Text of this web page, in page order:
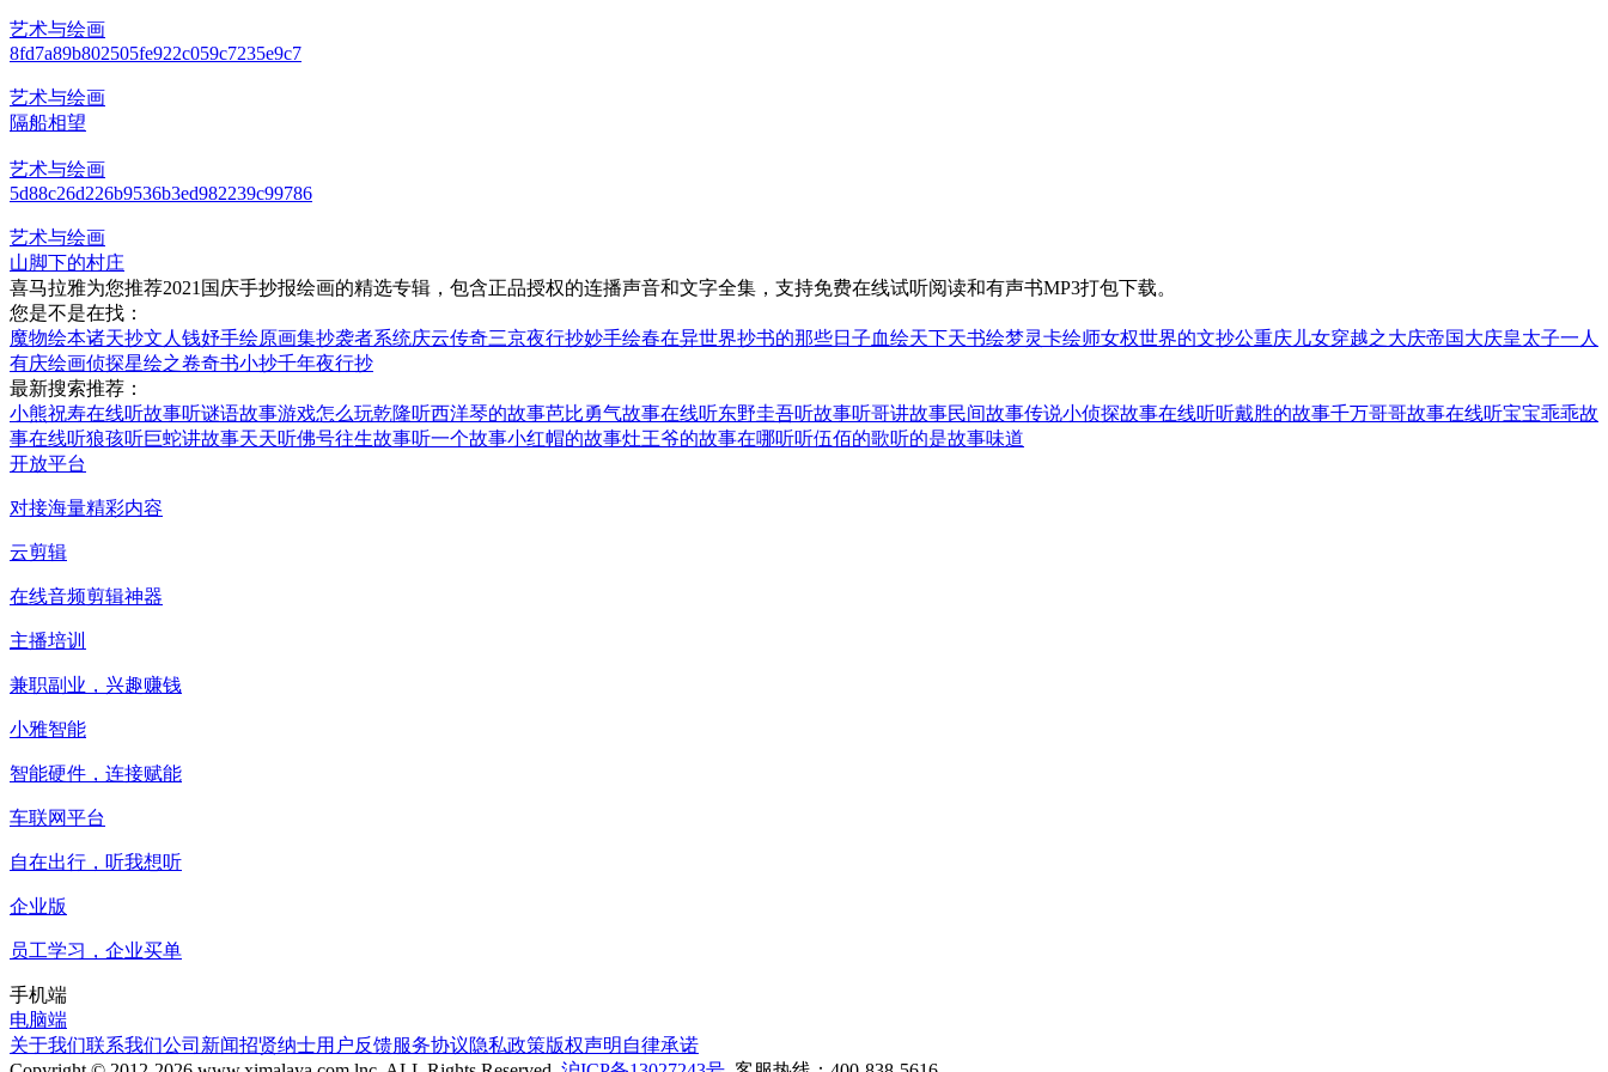
艺术与绘画
8fd7a89b802505fe922c059c7235e9c7
艺术与绘画
隔船相望
艺术与绘画
5d88c26d226b9536b3ed982239c99786
艺术与绘画
山脚下的村庄
喜马拉雅为您推荐2021国庆手抄报绘画的精选专辑，包含正品授权的连播声音和文字全集，支持免费在线试听阅读和有声书MP3打包下载。
您是不是在找：
魔物绘本诸天抄文人 钱妤手绘原画集抄袭者系统庆云传奇三京夜行抄妙手绘春在异世界抄书的那些日子血绘天下天书绘梦灵卡绘师女权世界的文抄公重庆儿女穿越之大庆帝国大庆皇太子一人
有庆绘画侦探星绘之卷奇书小抄千年夜行抄
最新搜索推荐：
小熊祝寿在线听故事听谜语故事游戏怎么玩乾隆听西洋琴的故事芭比勇气故事在线听东野圭吾听故事听哥讲故事民间故事传说小侦探故事在线听听戴胜的故事千万哥哥故事在线听宝宝乖乖故
事在线听狼孩听巨蛇讲故事天天听佛号往生故事听一个故事小红帽的故事灶王爷的故事在哪听听伍佰的歌听的是故事味道
开放平台
对接海量精彩内容
云剪辑
在线音频剪辑神器
主播培训
兼职副业，兴趣赚钱
小雅智能
智能硬件，连接赋能
车联网平台
自在出行，听我想听
企业版
员工学习，企业买单
手机端
电脑端
关于我们联系我们公司新闻招贤纳士用户反馈服务协议隐私政策版权声明 自律承诺